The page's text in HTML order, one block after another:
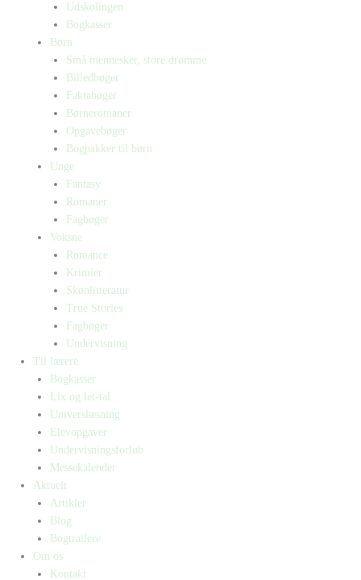
Udskolingen
Bogkasser
Børn
Små mennesker, store drømme
Billedbøger
Faktabøger
Børneromaner
Opgavebøger
Bogpakker til børn
Unge
Fantasy
Romaner
Fagbøger
Voksne
Romance
Krimier
Skønlitteratur
True Stories
Fagbøger
Undervisning
Til lærere
Bogkasser
Lix og let-tal
Universlæsning
Elevopgaver
Undervisningsforløb
Messekalender
Aktuelt
Artikler
Blog
Bogtrailere
Om os
Kontakt